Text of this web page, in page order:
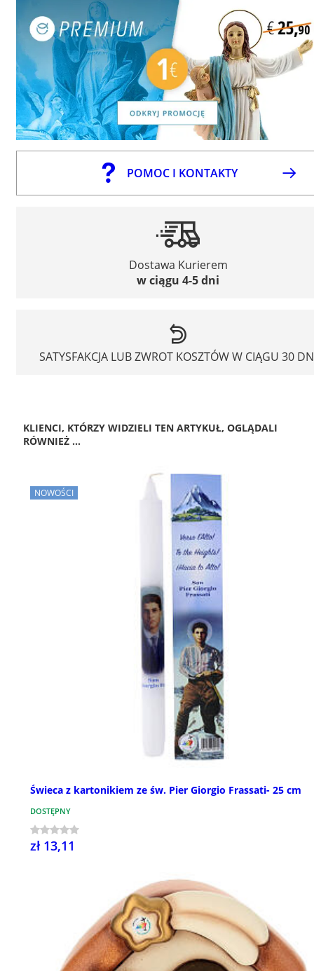
POMOC I KONTAKTY
Dostawa Kurierem
w ciągu 4-5 dni
SATYSFAKCJA LUB ZWROT KOSZTÓW W CIĄGU 30
KLIENCI, KTÓRZY WIDZIELI TEN ARTYKUŁ, OGLĄDALI
RÓWNIEŻ ...
NOWOŚCI
Świeca z kartonikiem ze św. Pier Giorgio Frassati- 25 cm
DOSTĘPNY
zł 13,11